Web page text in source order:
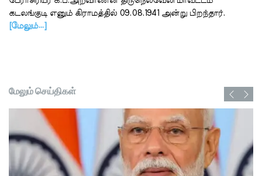
கடலங்குடி எனும் கிராமத்தில் 09.08.1941 அன்று பிறந்தார்.
[மேலும்…]
மேலும் செய்திகள்